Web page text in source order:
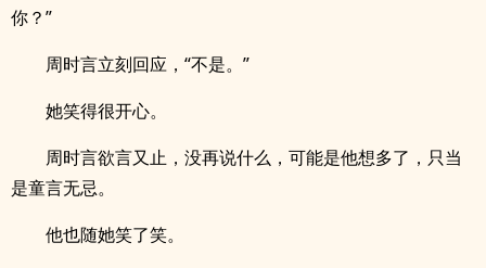
你？”
周时言立刻回应，“不是。”
她笑得很开心。
周时言欲言又止，没再说什么，可能是他想多了，只当
是童言无忌。
他也随她笑了笑。